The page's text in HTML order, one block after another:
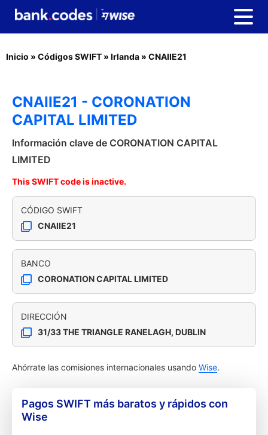
Inicio » Códigos SWIFT » Irlanda » CNAIIE21
CNAIIE21 - CORONATION
CAPITAL LIMITED
Información clave de CORONATION CAPITAL
LIMITED
This SWIFT code is inactive.
CÓDIGO SWIFT
CNAIIE21
BANCO
CORONATION CAPITAL LIMITED
DIRECCIÓN
31/33 THE TRIANGLE RANELAGH, DUBLIN
Ahórrate las comisiones internacionales usando Wise.
Pagos SWIFT más baratos y rápidos con
Wise